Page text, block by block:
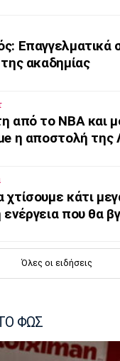
Επαγγελματικά
ακαδημίας
από το ΝΒΑ και
η αποστολή της
κάτι
ενέργεια που θα
96-86: Ήττα
τον
Όλες οι ειδήσεις
ΦΩΣ